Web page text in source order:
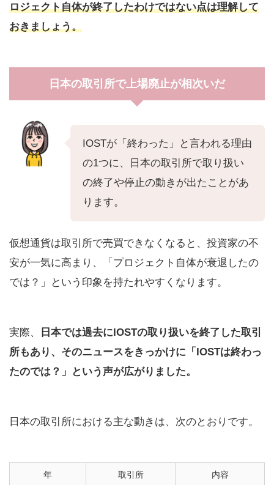
ロジェクト自体が終了したわけではない点は理解して
おきましょう。
日本の取引所で上場廃止が相次いだ
IOSTが「終わった」と言われる理由
の1つに、日本の取引所で取り扱い
の終了や停止の動きが出たことがあ
ります。
仮想通貨は取引所で売買できなくなると、投資家の不
安が一気に高まり、「プロジェクト自体が衰退したの
では？」という印象を持たれやすくなります。
実際、
日本では過去にIOSTの取り扱いを終了した取引
所もあり、そのニュースをきっかけに「IOSTは終わっ
たのでは？」という声が広がりました。
日本の取引所における主な動きは、次のとおりです。
年 取引所 内容